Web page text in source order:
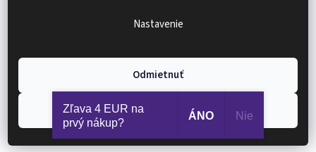
Nastavenie
Odmietnuť
Súhlasím
Vôňa
Tipy na darčeky
Zachráň produkt
Copyright 2026Renovality . Všetky práva vyhradené.
Zľava 4 EUR na
prvý nákup?
ÁNO Nie